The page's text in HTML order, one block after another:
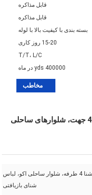
قابل مذاکره
قابل مذاکره
بسته بندی با کیفیت بالا با لوله
15-20 روز کاری
T/T، L/C
400000 yds در ماه
مخاطب
پارچه مایو بازیافتی 200 گرمی 96% نایلون بازیافتی + 4% اسپندکس برای مایوهای کشسان در 4 جهت، شلوارهای ساحلی
لباس شنا 4 طرفه، شلوار ساحلی اکو، لباس
شنای بازیافتی